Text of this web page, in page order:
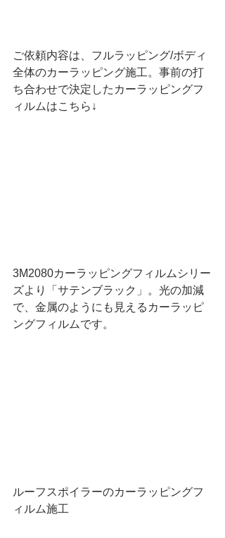
ご依頼内容は、フルラッピング/ボディ
全体のカーラッピング施工。事前の打
ち合わせで決定したカーラッピングフ
ィルムはこちら↓
3M2080カーラッピングフィルムシリー
ズより「サテンブラック」。光の加減
で、金属のようにも見えるカーラッピ
ングフィルムです。
ルーフスポイラーのカーラッピングフ
ィルム施工